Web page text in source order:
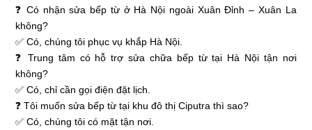
❓ Có nhận sửa bếp từ ở Hà Nội ngoài Xuân Đỉnh – Xuân La
không?
✅ Có, chúng tôi phục vụ khắp Hà Nội.
❓ Trung tâm có hỗ trợ sửa chữa bếp từ tại Hà Nội tận nơi
không?
✅ Có, chỉ cần gọi điện đặt lịch.
❓ Tôi muốn sửa bếp từ tại khu đô thị Ciputra thì sao?
✅ Có, chúng tôi có mặt tận nơi.